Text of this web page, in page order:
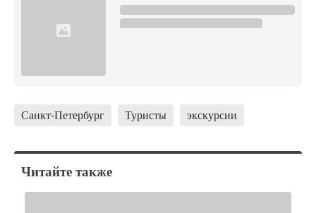
Санкт-Петербург Туристы экскурсии
Читайте также